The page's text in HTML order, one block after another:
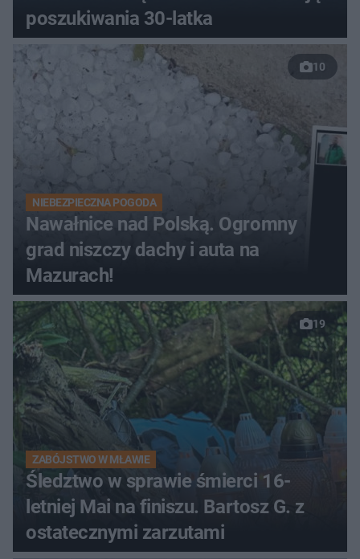
poszukiwania 30-latka
10
NIEBEZPIECZNA POGODA
Nawałnice nad Polską. Ogromny
grad niszczy dachy i auta na
Mazurach!
19
ZABÓJSTWO W MŁAWIE
Śledztwo w sprawie śmierci 16-
letniej Mai na finiszu. Bartosz G. z
ostatecznymi zarzutami